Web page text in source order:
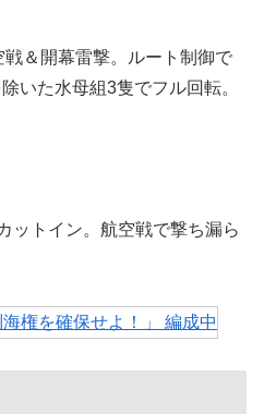
＆開幕雷撃。ルート制御で
いた水母組3隻でフル回転。
ットイン。航空戦で撃ち漏ら